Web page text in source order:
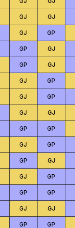
GJ GJ
GJ GP
GP GJ
GP GJ
GJ GP
GJ GP
GJ GJ
GP GP
GJ GP
GP GJ
GJ GP
GP GP
GJ GJ
GP GP